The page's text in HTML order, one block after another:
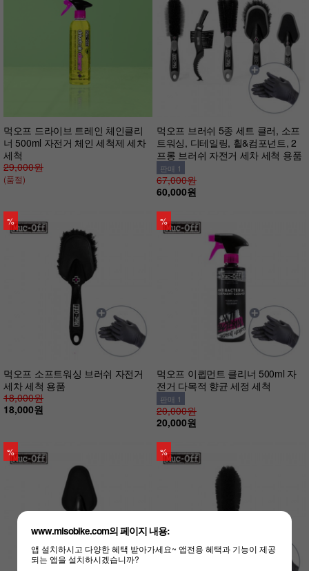
먹오프 드라이브 트레인 체인클리
너 500ml 자전거 체인 세척제 세차
세척
29,000원
(품절)
먹오프 브러쉬 5종 세트 클러, 소프
트워싱, 디테일링, 휠&컴포넌트, 2
프롱 브러쉬 자전거 세차 세척 용품
판매 1
67,000원
60,000원
%
먹오프 소프트워싱 브러쉬 자전거
세차 세척 용품
18,000원
18,000원
%
먹오프 이큅먼트 클리너 500ml 자
전거 다목적 향균 세정 세척
판매 1
20,000원
20,000원
% %
www.misobike.com의 페이지 내용:
앱 설치하시고 다양한 혜택 받아가세요~ 앱전용 혜택과 기능이 제공
되는 앱을 설치하시겠습니까?